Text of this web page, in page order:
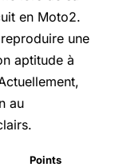
en Moto2.
une
aptitude à
au
Points